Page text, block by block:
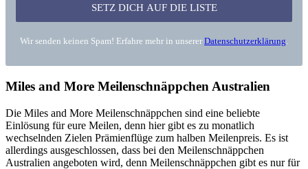
Wir senden keinen Spam! Erfahre mehr in unserer Datenschutzerklärung.
Miles and More Meilenschnäppchen Australien
Die Miles and More Meilenschnäppchen sind eine beliebte
Einlösung für eure Meilen, denn hier gibt es zu monatlich
wechselnden Zielen Prämienflüge zum halben Meilenpreis. Es ist
allerdings ausgeschlossen, dass bei den Meilenschnäppchen
Australien angeboten wird, denn Meilenschnäppchen gibt es nur für